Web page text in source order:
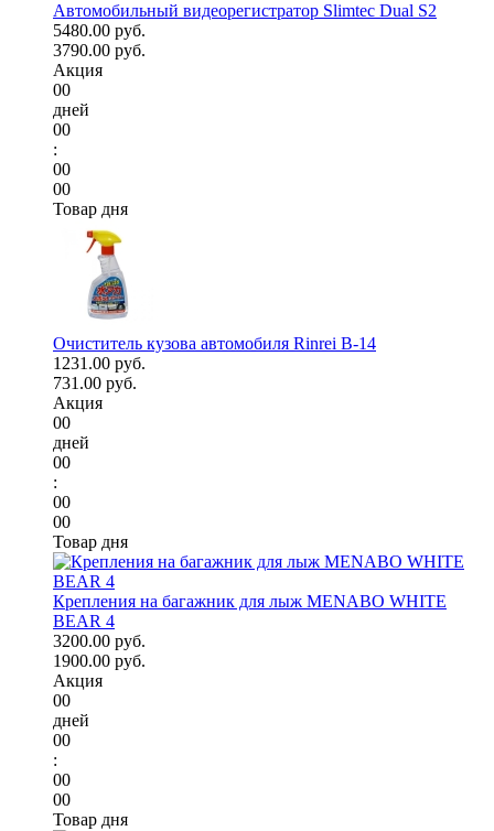
Автомобильный видеорегистратор Slimtec Dual S2
5480.00 руб.
3790.00 руб.
Акция
00
дней
00
:
00
00
Товар дня
Очиститель кузова автомобиля Rinrei B-14
1231.00 руб.
731.00 руб.
Акция
00
дней
00
:
00
00
Товар дня
Крепления на багажник для лыж MENABO WHITE
BEAR 4
3200.00 руб.
1900.00 руб.
Акция
00
дней
00
:
00
00
Товар дня